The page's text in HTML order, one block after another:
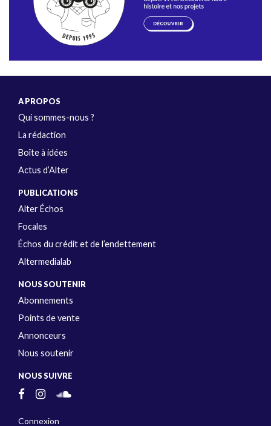
A PROPOS
Qui sommes-nous ?
La rédaction
Boîte à idées
Actus d’Alter
PUBLICATIONS
Alter Échos
Focales
Échos du crédit et de l’endettement
Altermedialab
NOUS SOUTENIR
Abonnements
Points de vente
Annonceurs
Nous soutenir
NOUS SUIVRE
Connexion